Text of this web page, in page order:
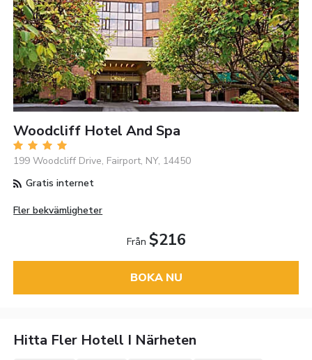
Woodcliff Hotel And Spa
199 Woodcliff Drive, Fairport, NY, 14450
Gratis internet
Fler bekvämligheter
Från $216
BOKA NU
Hitta Fler Hotell I Närheten